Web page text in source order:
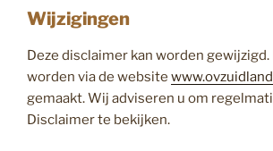
Wijzigingen
Deze disclaimer kan worden gewijzigd.
worden via de website
gemaakt. Wij adviseren u om
Disclaimerte bekijken.